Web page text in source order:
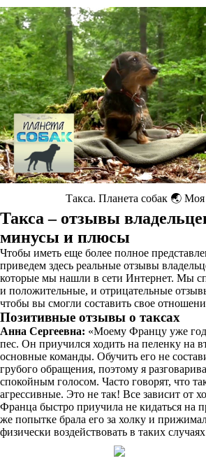
Такса. Планета собак 🌏
Такса – отзывы
минусы и плюсы
Чтобы иметь еще более полное
приведем здесь реальные отзывы
которые мы нашли в сети Интернет. Мы
и положительные, и отрицательные
чтобы вы смогли составить свое
Позитивные отзывы о таксах
Анна Сергеевна: «Моему Францу уже
пес. Он приучился ходить на пеленку на
основные команды. Обучить его не
грубого обращения, поэтому я
спокойным голосом. Часто говорят, что
агрессивные. Это не так! Все зависит от
Франца быстро приучила не кидаться на
же попытке брала его за холку и
физически воздействовать в таких